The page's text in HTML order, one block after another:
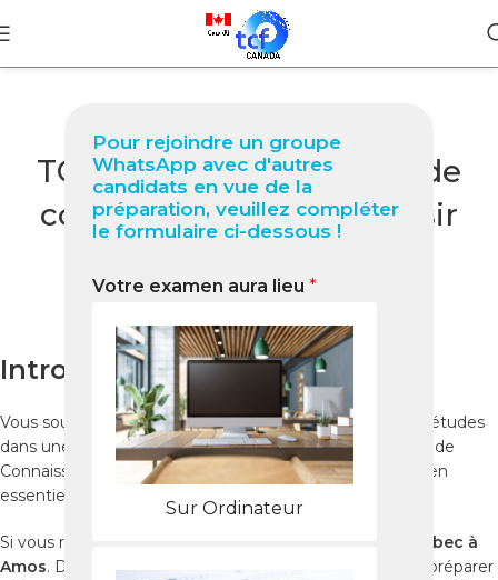
Pour rejoindre un groupe
WhatsApp avec d'autres
candidats en vue de la
préparation, veuillez compléter
le formulaire ci-dessous !
Votre examen aura lieu *
Sur Ordinateur
BLOG
TCF Québec à Amos Guide
complet 2025 pour réussir
NabilOn novembre 11, 2025
Introduction
Vous souhaitez immigrer au Québec ou poursuivre vos études
dans une province francophone ? LeTCF Québec
(Test de
Connaissance du Français pour le Québec) est un examen
essentiel pour évaluer votre niveau de français.
Si vous résidez à
TCF Québec à
Amos. Dans ce guide, nous vous expliquons comment préparer